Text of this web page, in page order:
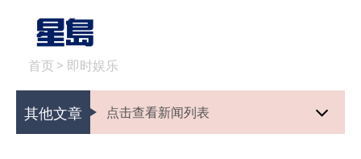
首页 > 即时娱乐
其他文章 点击查看新闻列表